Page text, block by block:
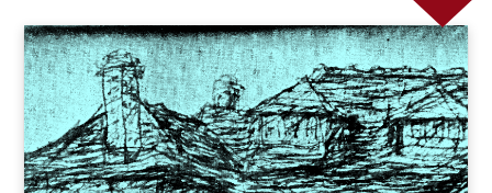
Q
R
S